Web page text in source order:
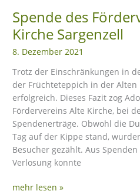
Spende des
Kirche Sargenzell
8. Dezember 2021
Trotz der Einschränkungen in
der Früchteteppich in der Alten
erfolgreich. Dieses Fazit zog
Fördervereins Alte Kirche, bei
Spendenerträge. Obwohl die
Tag auf der Kippe stand,
Besucher gezählt. Aus
Verlosung konnte
mehr lesen »